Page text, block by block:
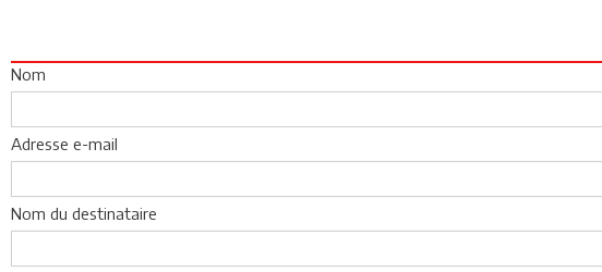
Nom
Adresse e-mail
Nom du destinataire